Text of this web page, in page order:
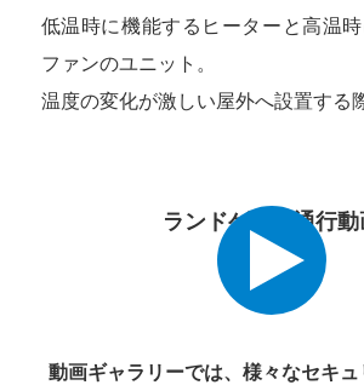
低温時に機能するヒーターと高温
ファンのユニット。
温度の変化が激しい屋外へ設置する
ランドゲート通行動
動画ギャラリーでは、様々なセキ